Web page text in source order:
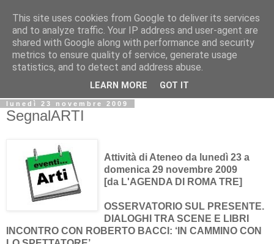
Biblio@rti in
Il Blog della Biblioteca di Area delle arti per condividere
informazioni iniziative incontri
lunedì 23 novembre 2009
SegnalARTI
Attività di Ateneo da lunedì 23 a
domenica 29 novembre 2009
[da L'AGENDA DI ROMA TRE]
OSSERVATORIO SUL PRESENTE.
DIALOGHI TRA SCENE E LIBRI
INCONTRO CON ROBERTO BACCI: ‘IN CAMMINO CON
This site uses cookies from Google to deliver its services
and to analyze traffic. Your IP address and user-agent are
shared with Google along with performance and security
metrics to ensure quality of service, generate usage
statistics, and to detect and address abuse.
LEARN MORE GOT IT